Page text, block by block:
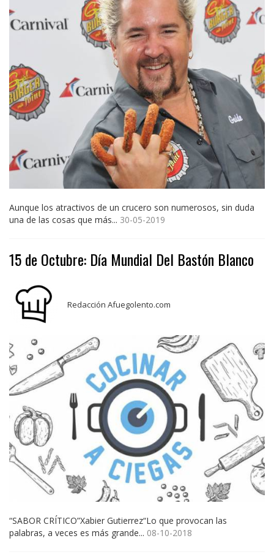
Aunque los atractivos de un crucero son numerosos, sin duda
una de las cosas que más... 30-05-2019
15 de Octubre: Día Mundial Del Bastón Blanco
Redacción Afuegolento.com
“SABOR CRÍTICO”Xabier Gutierrez“Lo que provocan las
palabras, a veces es más grande... 08-10-2018